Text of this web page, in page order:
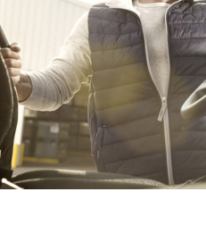
Diego Banderas